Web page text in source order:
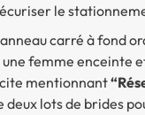
le
carré à fond
femme enceinte
mentionnant
deux lots de brides